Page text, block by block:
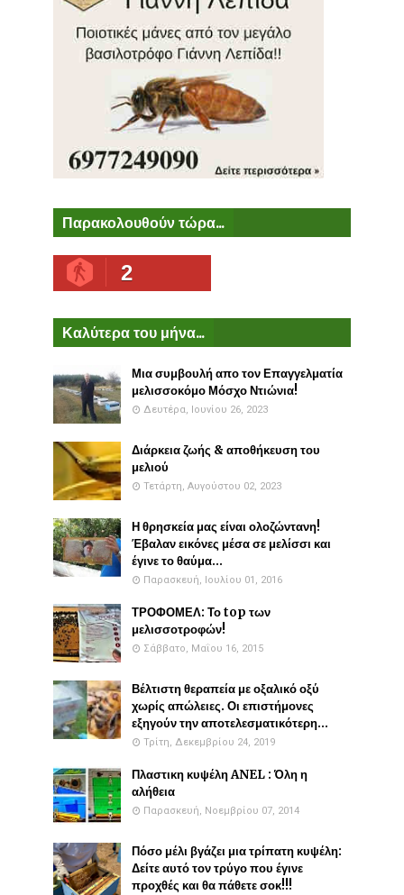
Παρακολουθούν τώρα...
2
Καλύτερα του μήνα...
Μια συμβουλή απο τον Επαγγελματία
μελισσοκόμο Μόσχο Ντιώνια!
Δευτέρα, Ιουνίου 26, 2023
Διάρκεια ζωής & αποθήκευση του
μελιού
Τετάρτη, Αυγούστου 02, 2023
Η θρησκεία μας είναι ολοζώντανη!
Έβαλαν εικόνες μέσα σε μελίσσι και
έγινε το θαύμα...
Παρασκευή, Ιουλίου 01, 2016
ΤΡΟΦΟΜΕΛ: Το top των
μελισσοτροφών!
Σάββατο, Μαΐου 16, 2015
Βέλτιστη θεραπεία με οξαλικό οξύ
χωρίς απώλειες. Οι επιστήμονες
εξηγούν την αποτελεσματικότερη...
Τρίτη, Δεκεμβρίου 24, 2019
Πλαστικη κυψέλη ANEL : Όλη η
αλήθεια
Παρασκευή, Νοεμβρίου 07, 2014
Πόσο μέλι βγάζει μια τρίπατη κυψέλη:
Δείτε αυτό τον τρύγο που έγινε
προχθές και θα πάθετε σοκ!!!